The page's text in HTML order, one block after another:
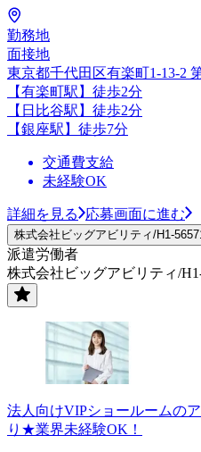
勤務地
面接地
東京都千代田区有楽町1-13-2
【有楽町駅】徒歩2分
【日比谷駅】徒歩2分
【銀座駅】徒歩7分
交通費支給
未経験OK
詳細を見る 応募画面に進む
株式会社ビッグアビリティ/H1-
派遣労働者
株式会社ビッグアビリティ/
法人向けVIPショールームの
り★業界未経験OK！